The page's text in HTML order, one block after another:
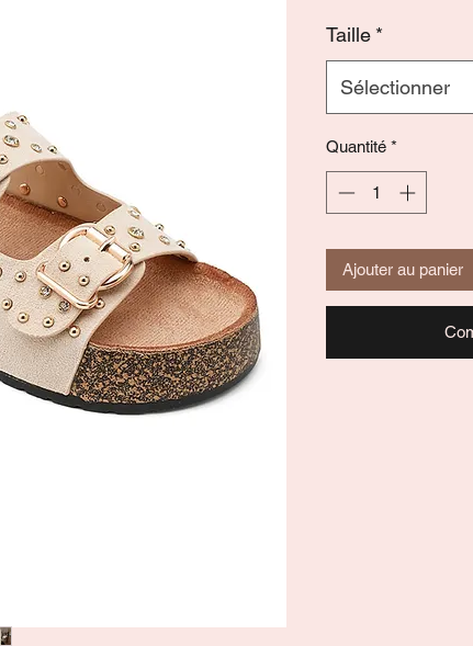
Taille *
Sélectionner
Quantité *
Ajouter au panier